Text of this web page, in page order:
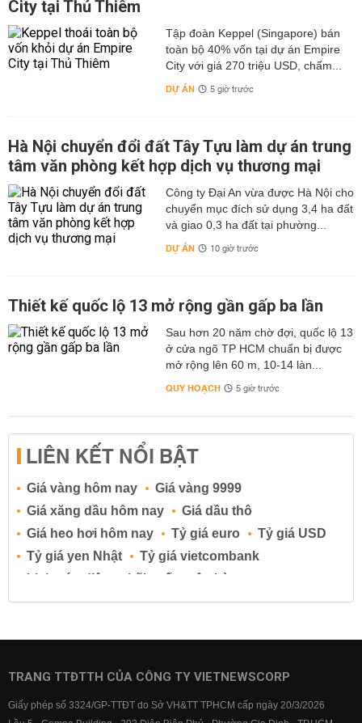
City tại Thủ Thiêm
Tập đoàn Keppel (Singapore) bán
toàn bộ 40% vốn tại dự án Empire
City với giá 270 triệu USD, chấm...
DỰ ÁN 5 giờ trước
Hà Nội chuyển đổi đất Tây Tựu làm dự án trung
tâm văn phòng kết hợp dịch vụ thương mại
Công ty Đại An vừa được Hà Nội cho
chuyển mục đích sử dụng 3,4 ha đất
và giao 0,3 ha đất tại phường...
DỰ ÁN 10 giờ trước
Thiết kế quốc lộ 13 mở rộng gần gấp ba lần
Sau hơn 20 năm chờ đợi, quốc lộ 13
ở cửa ngõ TP HCM chuẩn bị được
mở rộng lên 60 m, 10-14 làn...
QUY HOẠCH 5 giờ trước
LIÊN KẾT NỔI BẬT
Giá vàng hôm nay
Giá vàng 9999
Giá xăng dầu hôm nay
Giá dầu thô
Giá heo hơi hôm nay
Tỷ giá euro
Tỷ giá USD
Tỷ giá yen Nhật
Tỷ giá vietcombank
Lịch cúp điện
Lãi suất ngân hàng
Lãi suất tiết kiệm
Lãi suất tiền gửi
Lãi suất ngân hàng BIDV
Lãi suất ngân hàng Vietcombank
TRANG TTĐTTH CỦA CÔNG TY VIETNEWSCORP
Giấy phép số 3324/GP-TTĐT do Sở VH&TT TPHCM cấp ngày 20/3/2026